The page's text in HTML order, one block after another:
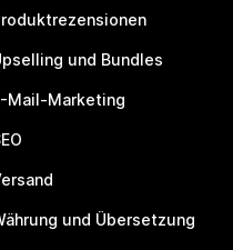
und Bundles
Mail-Marketing
und Übersetzung